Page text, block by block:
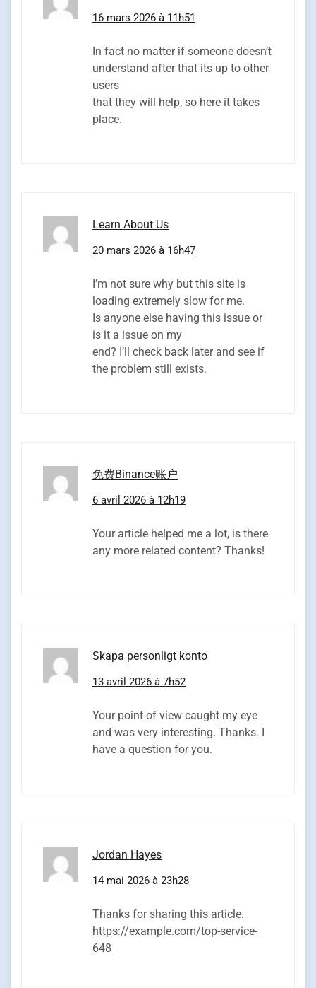
16 mars 2026 à 11h51
In fact no matter if someone doesn’t
understand after that its up to other
users
that they will help, so here it takes
place.
Learn About Us
20 mars 2026 à 16h47
I’m not sure why but this site is
loading extremely slow for me.
Is anyone else having this issue or
is it a issue on my
end? I’ll check back later and see if
the problem still exists.
免费Binance账户
6 avril 2026 à 12h19
Your article helped me a lot, is there
any more related content? Thanks!
Skapa personligt konto
13 avril 2026 à 7h52
Your point of view caught my eye
and was very interesting. Thanks. I
have a question for you.
Jordan Hayes
14 mai 2026 à 23h28
Thanks for sharing this article.
https://example.com/top-service-
648